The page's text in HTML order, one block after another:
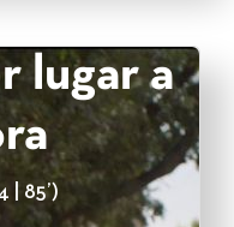
lugar a
| 85’)